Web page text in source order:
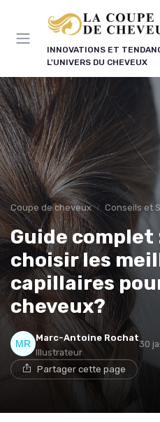
INNOVATIONS ET
L'UNIVERS DU CHEVEUX
Coupe de cheveux Conseils et
Guide complet
choisir les
capillaires
cheveux?
Marc-Antoine Rochat
Illustrateur
30
Partager cette page